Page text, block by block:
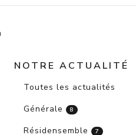
NOTRE ACTUALITÉ
Toutes les actualités
Générale
8
Résidensemble 7